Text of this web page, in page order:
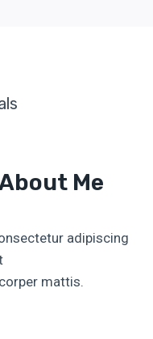
Me
adipiscing
mattis.